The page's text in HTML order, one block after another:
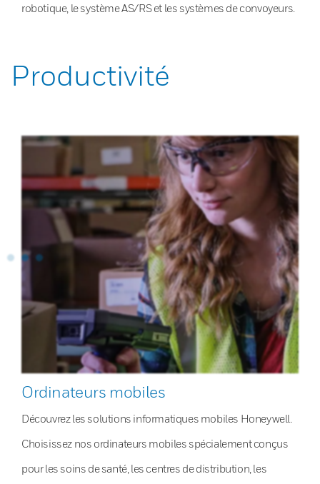
robotique, le système AS/RS et les systèmes de convoyeurs.
Productivité
Ordinateurs mobiles
Découvrez les solutions informatiques mobiles Honeywell.
Choisissez nos ordinateurs mobiles spécialement conçus
pour les soins de santé, les centres de distribution, les